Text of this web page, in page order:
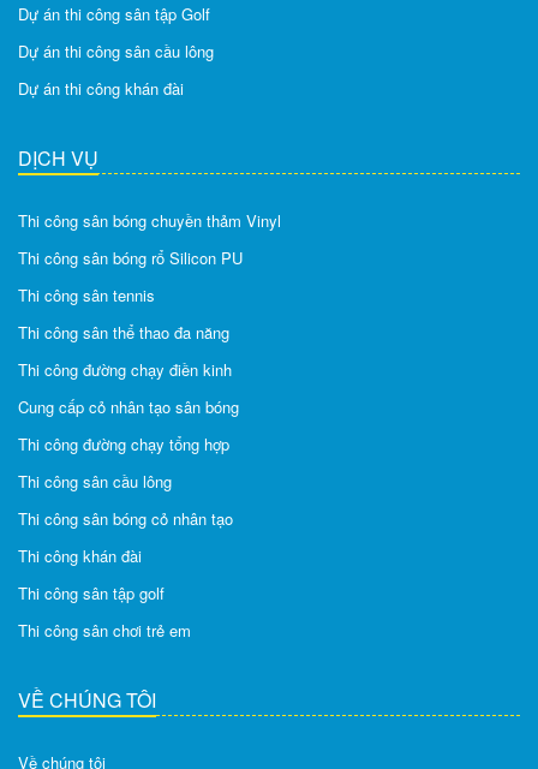
Dự án thi công sân tập Golf
Dự án thi công sân cầu lông
Dự án thi công khán đài
DỊCH VỤ
Thi công sân bóng chuyền thảm Vinyl
Thi công sân bóng rổ Silicon PU
Thi công sân tennis
Thi công sân thể thao đa năng
Thi công đường chạy điền kinh
Cung cấp cỏ nhân tạo sân bóng
Thi công đường chạy tổng hợp
Thi công sân cầu lông
Thi công sân bóng cỏ nhân tạo
Thi công khán đài
Thi công sân tập golf
Thi công sân chơi trẻ em
VỀ CHÚNG TÔI
Về chúng tôi